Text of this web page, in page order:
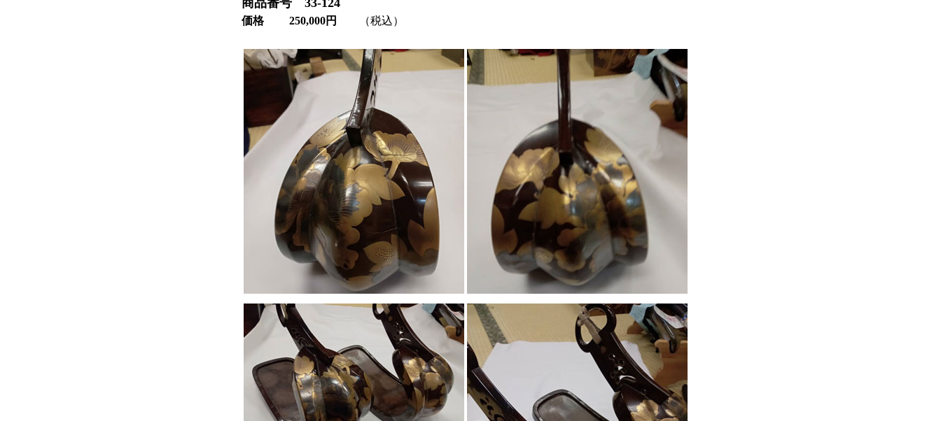
商品番号 33-124
価格 250,000円 （税込）